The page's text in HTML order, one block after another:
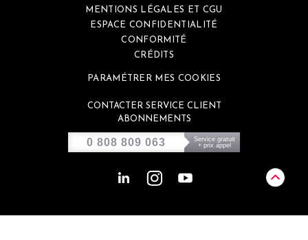
MENTIONS LÉGALES ET CGU
ESPACE CONFIDENTIALITÉ
CONFORMITÉ
CRÉDITS
PARAMÉTRER MES COOKIES
CONTACTER SERVICE CLIENT
ABONNEMENTS
0 808 809 063
Service gratuit
+ prix appel